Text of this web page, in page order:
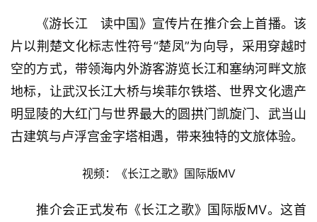
《游长江　读中国》宣传片在推介会上首播。该
片以荆楚文化标志性符号“楚凤”为向导，采用穿越时
空的方式，带领海内外游客游览长江和塞纳河畔文旅
地标，让武汉长江大桥与埃菲尔铁塔、世界文化遗产
明显陵的大红门与世界最大的圆拱门凯旋门、武当山
古建筑与卢浮宫金字塔相遇，带来独特的文旅体验。
视频：《长江之歌》国际版MV
推介会正式发布《长江之歌》国际版MV。这首